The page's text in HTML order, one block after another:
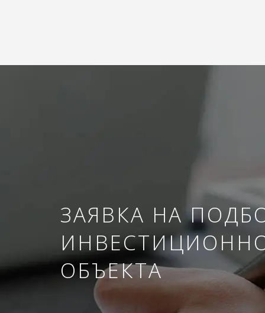
ЗАЯВКА НА
ОБЪЕКТА